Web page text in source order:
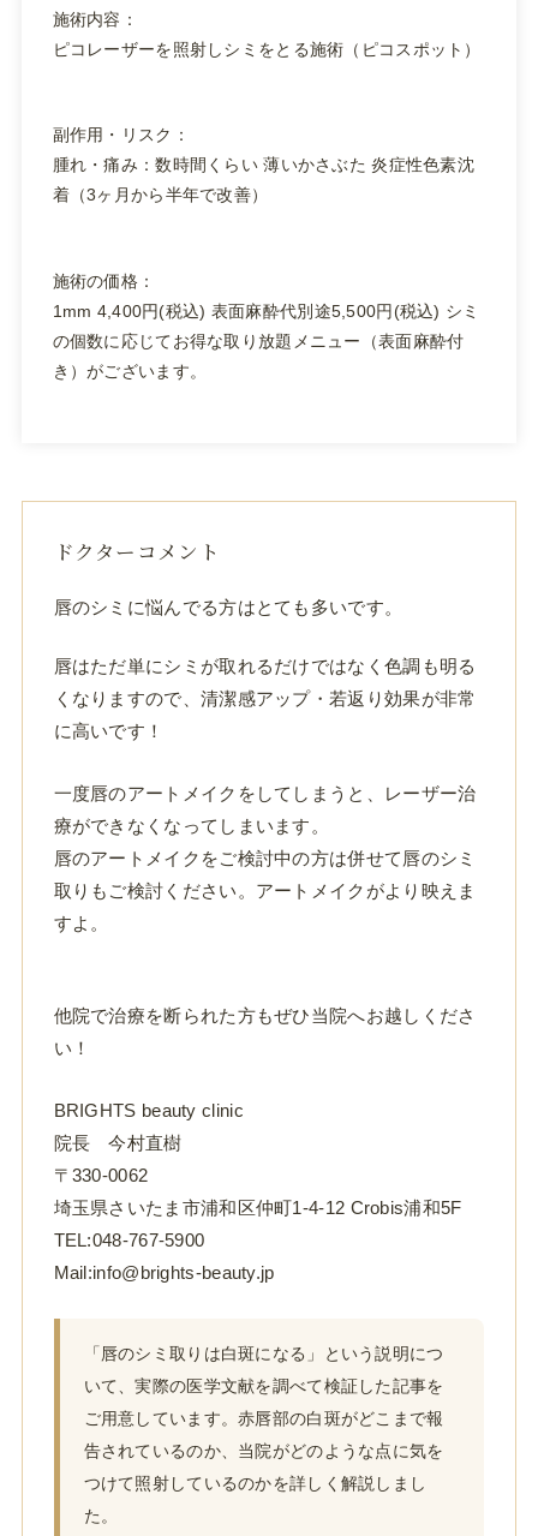
施術内容：
ピコレーザーを照射しシミをとる施術（ピコスポット）
副作用・リスク：
腫れ・痛み：数時間くらい 薄いかさぶた 炎症性色素沈
着（3ヶ月から半年で改善）
施術の価格：
1mm 4,400円(税込) 表面麻酔代別途5,500円(税込) シミ
の個数に応じてお得な取り放題メニュー（表面麻酔付
き）がございます。
ドクターコメント
唇のシミに悩んでる方はとても多いです。
唇はただ単にシミが取れるだけではなく色調も明る
くなりますので、清潔感アップ・若返り効果が非常
に高いです！
一度唇のアートメイクをしてしまうと、レーザー治
療ができなくなってしまいます。
唇のアートメイクをご検討中の方は併せて唇のシミ
取りもご検討ください。アートメイクがより映えま
すよ。
他院で治療を断られた方もぜひ当院へお越しくださ
い！
BRIGHTS beauty clinic
院長 今村直樹
〒330-0062
埼玉県さいたま市浦和区仲町1-4-12 Crobis浦和5F
TEL:048-767-5900
Mail:info@brights-beauty.jp
「唇のシミ取りは白斑になる」という説明につ
いて、実際の医学文献を調べて検証した記事を
ご用意しています。赤唇部の白斑がどこまで報
告されているのか、当院がどのような点に気を
つけて照射しているのかを詳しく解説しまし
た。